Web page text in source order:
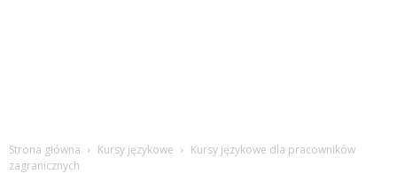
Strona główna Kursy językowe
Kursy językowe dla pracowników
zagranicznych